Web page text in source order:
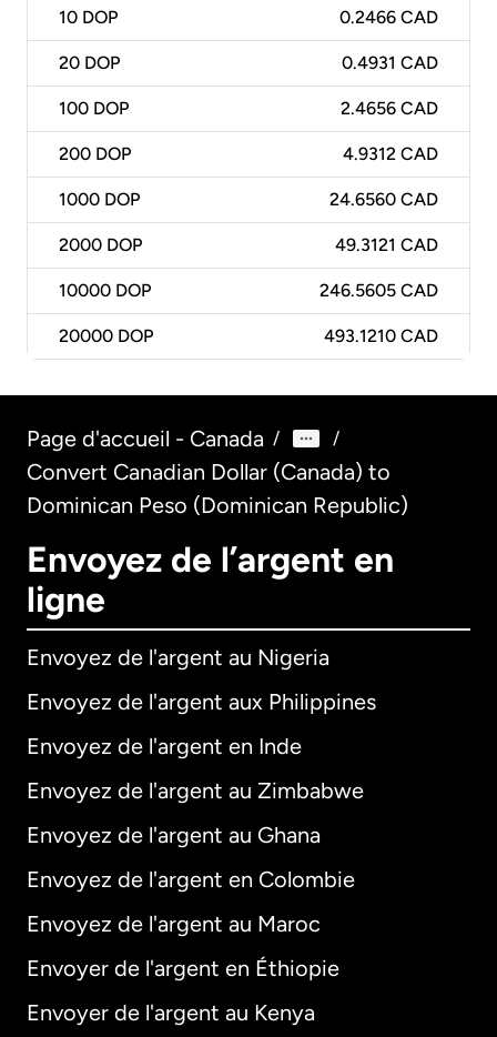
10 DOP 0.2466 CAD
20 DOP 0.4931 CAD
100 DOP 2.4656 CAD
200 DOP 4.9312 CAD
1000 DOP 24.6560 CAD
2000 DOP 49.3121 CAD
10000 DOP 246.5605 CAD
20000 DOP 493.1210 CAD
Page d'accueil - Canada / /
Convert Canadian Dollar (Canada) to
Dominican Peso (Dominican Republic)
Envoyez de l’argent en
ligne
Envoyez de l'argent au Nigeria
Envoyez de l'argent aux Philippines
Envoyez de l'argent en Inde
Envoyez de l'argent au Zimbabwe
Envoyez de l'argent au Ghana
Envoyez de l'argent en Colombie
Envoyez de l'argent au Maroc
Envoyer de l'argent en Éthiopie
Envoyer de l'argent au Kenya